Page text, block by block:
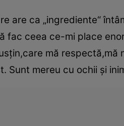
are ca „ingrediente“
fac ceea ce-mi place
mă
Sunt mereu cu ochii şi